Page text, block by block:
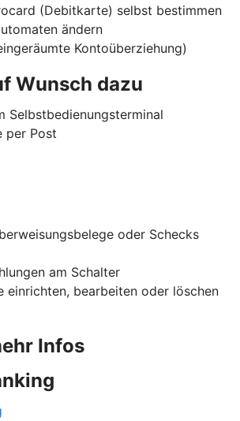
(Debitkarte) selbst bestimmen
ändern
Kontoüberziehung)
Wunsch dazu
Selbstbedienungsterminal
per Post
oder Schecks
am Schalter
einrichten, bearbeiten oder löschen
Infos